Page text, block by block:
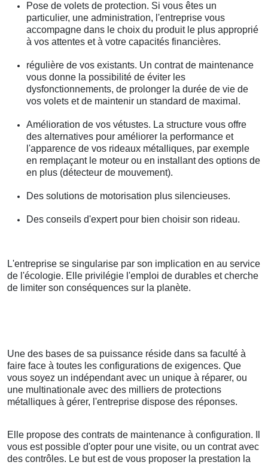
Pose de volets de protection. Si vous êtes un
particulier, une administration, l'entreprise vous
accompagne dans le choix du produit le plus approprié
à vos attentes et à votre capacités financières.
régulière de vos existants. Un contrat de maintenance
vous donne la possibilité de éviter les
dysfonctionnements, de prolonger la durée de vie de
vos volets et de maintenir un standard de maximal.
Amélioration de vos vétustes. La structure vous offre
des alternatives pour améliorer la performance et
l'apparence de vos rideaux métalliques, par exemple
en remplaçant le moteur ou en installant des options de
en plus (détecteur de mouvement).
Des solutions de motorisation plus silencieuses.
Des conseils d'expert pour bien choisir son rideau.
L'entreprise se singularise par son implication en au service
de l'écologie. Elle privilégie l'emploi de durables et cherche
de limiter son conséquences sur la planète.
Une des bases de sa puissance réside dans sa faculté à
faire face à toutes les configurations de exigences. Que
vous soyez un indépendant avec un unique à réparer, ou
une multinationale avec des milliers de protections
métalliques à gérer, l'entreprise dispose des réponses.
Elle propose des contrats de maintenance à configuration. Il
vous est possible d'opter pour une visite, ou un contrat avec
des contrôles. Le but est de vous proposer la prestation la